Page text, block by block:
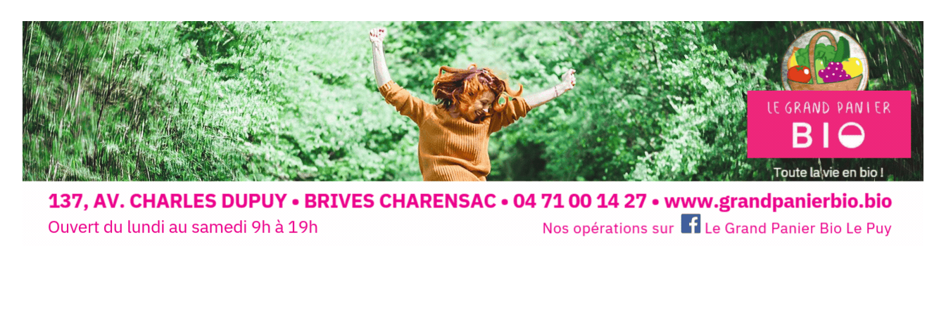
paysages de Haute-Loire ?
Cet été,Laurent Bersetvous propose unstage
d’aquarelle en extérieur, accessibleà tous les
niveaux, dans un cadre naturel
inspirantautour de Saint-Front, à seulement30
minutes du Puy-en-Velay.
Pendant3 jours, vous apprendrez à capturer
l’instant :
aquarelle, encre, ou contenu hybride.
Programmée en off du festival d’Auzon, cette
expo-installation temporaire vous livre une
raison de plus d’aller faire un tour dans la cité
médiévale du Brivadois cet été.
INTERVIEW